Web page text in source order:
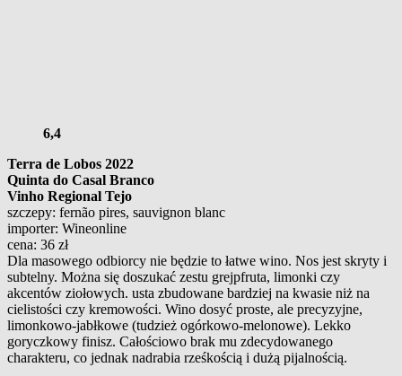
6,4
Terra de Lobos 2022
Quinta do Casal Branco
Vinho Regional Tejo
szczepy: fernão pires, sauvignon blanc
importer: Wineonline
cena: 36 zł
Dla masowego odbiorcy nie będzie to łatwe wino. Nos jest skryty i
subtelny. Można się doszukać zestu grejpfruta, limonki czy
akcentów ziołowych. usta zbudowane bardziej na kwasie niż na
cielistości czy kremowości. Wino dosyć proste, ale precyzyjne,
limonkowo-jabłkowe (tudzież ogórkowo-melonowe). Lekko
goryczkowy finisz. Całościowo brak mu zdecydowanego
charakteru, co jednak nadrabia rześkością i dużą pijalnością.